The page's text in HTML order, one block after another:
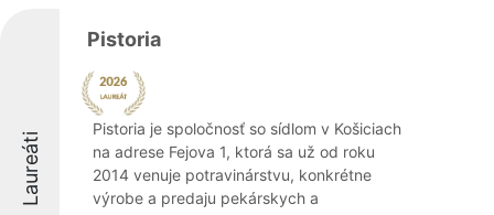
Laureáti
Pistoria
Pistoria je spoločnosť so sídlom v Košiciach
na adrese Fejova 1, ktorá sa už od roku
2014 venuje potravinárstvu, konkrétne
výrobe a predaju pekárskych a